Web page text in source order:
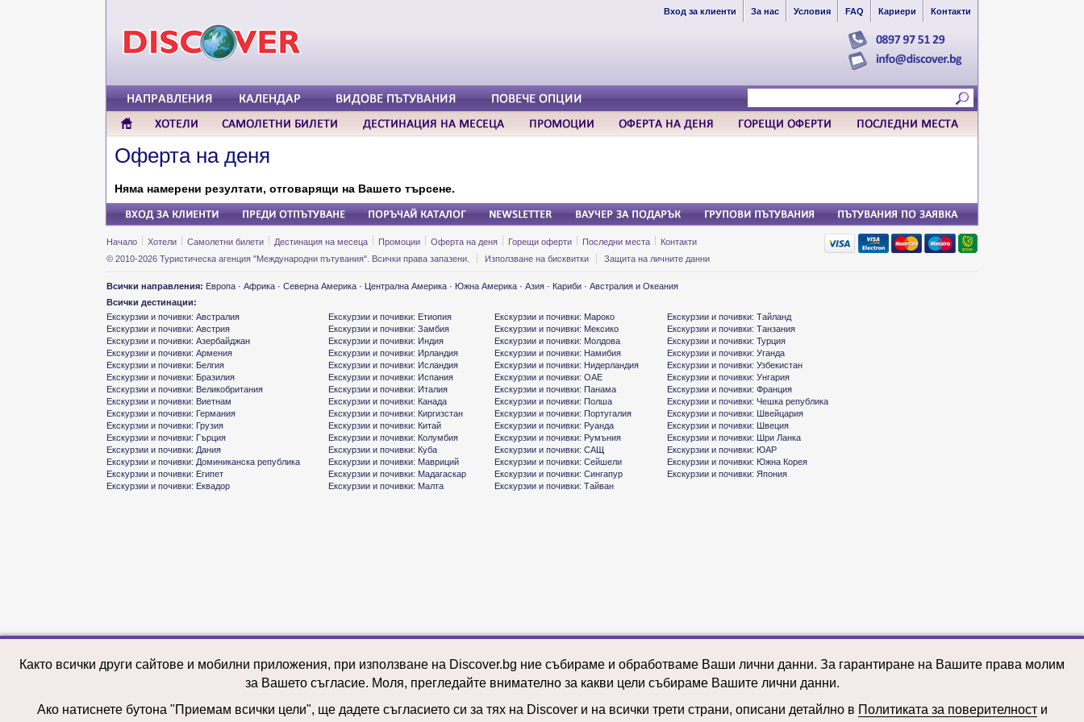
Вход за клиенти За нас Условия FAQ Кариери Контакти
Оферта на деня
Няма намерени резултати, отговарящи на Вашето търсене.
Начало Хотели Самолетни билети Дестинация на месеца Промоции Оферта на деня Горещи оферти Последни места
Контакти
© 2010-2026 Туристическа агенция "Международни пътувания". Всички права запазени.
Използване на бисквитки Защита на личните данни
Всички направления: Европа · Африка · Северна Америка · Централна Америка · Южна Америка · Азия · Кариби · Австралия и Океания
Всички дестинации:
Екскурзии и почивки: Австралия
Екскурзии и почивки: Австрия
Екскурзии и почивки: Азербайджан
Екскурзии и почивки: Армения
Екскурзии и почивки: Белгия
Екскурзии и почивки: Бразилия
Екскурзии и почивки: Великобритания
Екскурзии и почивки: Виетнам
Екскурзии и почивки: Германия
Екскурзии и почивки: Грузия
Екскурзии и почивки: Гърция
Екскурзии и почивки: Дания
Екскурзии и почивки: Доминиканска република
Екскурзии и почивки: Египет
Екскурзии и почивки: Еквадор
Екскурзии и почивки: Етиопия
Екскурзии и почивки: Замбия
Екскурзии и почивки: Индия
Екскурзии и почивки: Ирландия
Екскурзии и почивки: Исландия
Екскурзии и почивки: Испания
Екскурзии и почивки: Италия
Екскурзии и почивки: Канада
Екскурзии и почивки: Киргизстан
Екскурзии и почивки: Китай
Екскурзии и почивки: Колумбия
Екскурзии и почивки: Куба
Екскурзии и почивки: Мавриций
Екскурзии и почивки: Мадагаскар
Екскурзии и почивки: Малта
Екскурзии и почивки: Мароко
Екскурзии и почивки: Мексико
Екскурзии и почивки: Молдова
Екскурзии и почивки: Намибия
Екскурзии и почивки: Нидерландия
Екскурзии и почивки: ОАЕ
Екскурзии и почивки: Панама
Екскурзии и почивки: Полша
Екскурзии и почивки: Португалия
Екскурзии и почивки: Руанда
Екскурзии и почивки: Румъния
Екскурзии и почивки: САЩ
Екскурзии и почивки: Сейшели
Екскурзии и почивки: Сингапур
Екскурзии и почивки: Тайван
Екскурзии и почивки: Тайланд
Екскурзии и почивки: Танзания
Екскурзии и почивки: Турция
Екскурзии и почивки: Уганда
Екскурзии и почивки: Узбекистан
Екскурзии и почивки: Унгария
Екскурзии и почивки: Франция
Екскурзии и почивки: Чешка република
Екскурзии и почивки: Швейцария
Екскурзии и почивки: Швеция
Екскурзии и почивки: Шри Ланка
Екскурзии и почивки: ЮАР
Екскурзии и почивки: Южна Корея
Екскурзии и почивки: Япония
Както всички други сайтове и мобилни приложения, при използване на Discover.bg ние събираме и обработваме Ваши лични данни. За гарантиране на Вашите права молим
за Вашето съгласие. Моля, прегледайте внимателно за какви цели събираме Вашите лични данни.
Ако натиснете бутона "Приемам всички цели", ще дадете съгласието си за тях на Discover и на всички трети страни, описани детайлно в Политиката за поверителности